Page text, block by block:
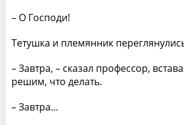
– О Господи!
Тетушка и племянник
– Завтра, – сказал профессор,
решим, что делать.
– Завтра…